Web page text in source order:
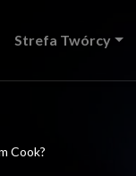
Strefa Twórcy
Cook?